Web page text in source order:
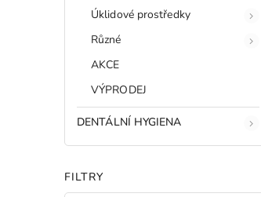
Úklidové prostředky
Různé
AKCE
VÝPRODEJ
DENTÁLNÍ HYGIENA
FILTRY